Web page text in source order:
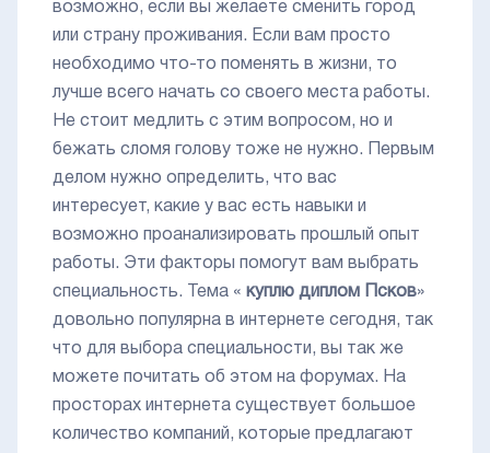
возможно, если вы желаете сменить город
или страну проживания. Если вам просто
необходимо что-то поменять в жизни, то
лучше всего начать со своего места работы.
Не стоит медлить с этим вопросом, но и
бежать сломя голову тоже не нужно. Первым
делом нужно определить, что вас
интересует, какие у вас есть навыки и
возможно проанализировать прошлый опыт
работы. Эти факторы помогут вам выбрать
специальность. Тема « куплю диплом Псков»
довольно популярна в интернете сегодня, так
что для выбора специальности, вы так же
можете почитать об этом на форумах. На
просторах интернета существует большое
количество компаний, которые предлагают